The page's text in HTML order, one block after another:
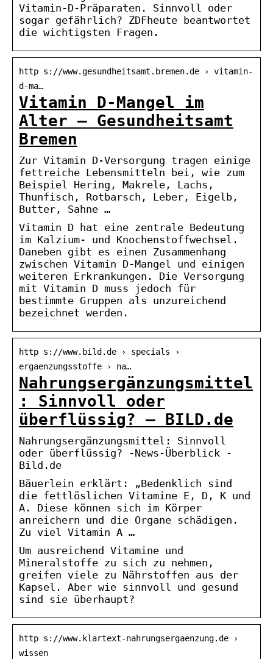
Vitamin-D-Präparaten. Sinnvoll oder
sogar gefährlich? ZDFheute beantwortet
die wichtigsten Fragen.
http s://www.gesundheitsamt.bremen.de › vitamin-
d-ma…
Vitamin D-Mangel im
Alter – Gesundheitsamt
Bremen
Zur Vitamin D-Versorgung tragen einige
fettreiche Lebensmitteln bei, wie zum
Beispiel Hering, Makrele, Lachs,
Thunfisch, Rotbarsch, Leber, Eigelb,
Butter, Sahne …
Vitamin D hat eine zentrale Bedeutung
im Kalzium- und Knochenstoffwechsel.
Daneben gibt es einen Zusammenhang
zwischen Vitamin D-Mangel und einigen
weiteren Erkrankungen. Die Versorgung
mit Vitamin D muss jedoch für
bestimmte Gruppen als unzureichend
bezeichnet werden.
http s://www.bild.de › specials ›
ergaenzungsstoffe › na…
Nahrungsergänzungsmittel
: Sinnvoll oder
überflüssig? – BILD.de
Nahrungsergänzungsmittel: Sinnvoll
oder überflüssig? -News-Überblick -
Bild.de
Bäuerlein erklärt: „Bedenklich sind
die fettlöslichen Vitamine E, D, K und
A. Diese können sich im Körper
anreichern und die Organe schädigen.
Zu viel Vitamin A …
Um ausreichend Vitamine und
Mineralstoffe zu sich zu nehmen,
greifen viele zu Nährstoffen aus der
Kapsel. Aber wie sinnvoll und gesund
sind sie überhaupt?
http s://www.klartext-nahrungsergaenzung.de ›
wissen